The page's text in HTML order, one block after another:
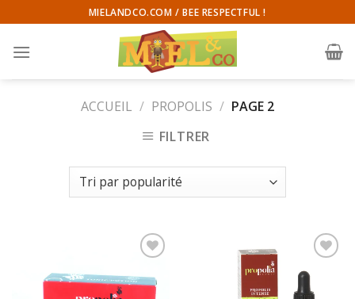
to
content
MIELANDCO.COM / BEE RESPECTFUL !
ACCUEIL / PROPOLIS / PAGE 2
FILTRER